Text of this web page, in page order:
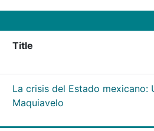
Title
La crisis del Estado mexicano:
Maquiavelo